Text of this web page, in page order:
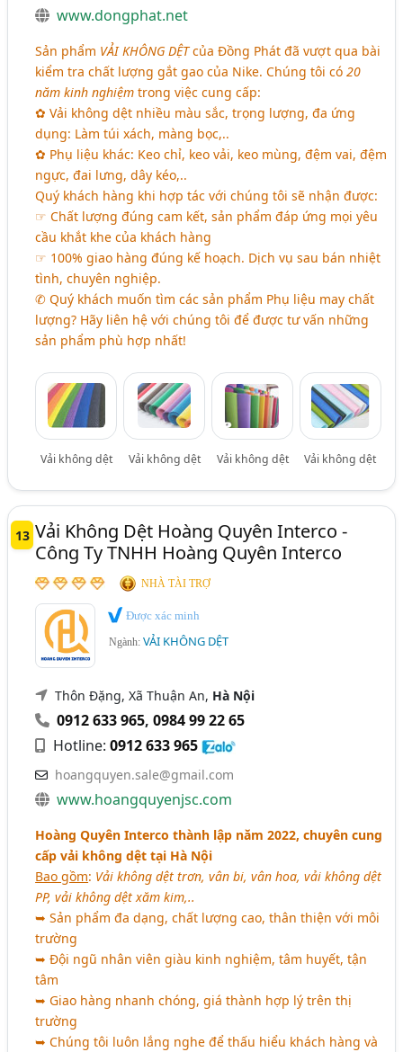
www.dongphat.net
Sản phẩm VẢI KHÔNG DỆTcủa Đồng Phát đã vượt qua bài
kiểm tra chất lượng gắt gao của Nike. Chúng tôi có 20
năm kinh nghiệmtrong việc cung cấp:
✿ Vải không dệt nhiều màu sắc, trọng lượng, đa ứng
dụng: Làm túi xách, màng bọc,..
✿ Phụ liệu khác: Keo chỉ, keo vải, keo mùng, đệm vai, đệm
ngực, đai lưng, dây kéo,..
Quý khách hàng khi hợp tác với chúng tôi sẽ nhận được:
☞ Chất lượng đúng cam kết, sản phẩm đáp ứng mọi yêu
cầu khắt khe của khách hàng
☞ 100% giao hàng đúng kế hoạch. Dịch vụ sau bán nhiệt
tình, chuyên nghiệp.
✆ Quý khách muốn tìm các sản phẩm Phụ liệu may chất
lượng? Hãy liên hệ với chúng tôi để được tư vấn những
sản phẩm phù hợp nhất!
Vải không dệt Vải không dệt Vải không dệt Vải không dệt
13 Vải Không Dệt Hoàng Quyên Interco -
Công Ty TNHH Hoàng Quyên Interco
NHÀ TÀI TRỢ
Được xác minh
Ngành:VẢI KHÔNG DỆT
Thôn Đặng, Xã Thuận An, Hà Nội
0912 633 965,0984 99 22 65
Hotline:0912 633 965
hoangquyen.sale@gmail.com
www.hoangquyenjsc.com
Hoàng Quyên Interco thành lập năm 2022, chuyên cung
cấp vải không dệt tại Hà Nội
Bao gồm: Vải không dệt trơn, vân bi, vân hoa, vải không dệt
PP, vải không dệt xăm kim,..
➥ Sản phẩm đa dạng, chất lượng cao, thân thiện với môi
trường
➥ Đội ngũ nhân viên giàu kinh nghiệm, tâm huyết, tận
tâm
➥ Giao hàng nhanh chóng, giá thành hợp lý trên thị
trường
➥ Chúng tôi luôn lắng nghe để thấu hiểu khách hàng và